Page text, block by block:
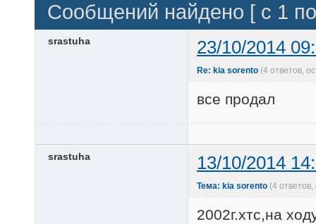
Сообщений найдено [ с 1
srastuha 23/10/2014
Re: kia sorento (4 ответов,
все продал
srastuha 13/10/2014
Тема: kia sorento (4
2002г.хтс,на